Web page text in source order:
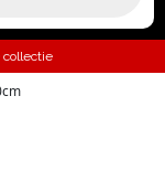
collectie